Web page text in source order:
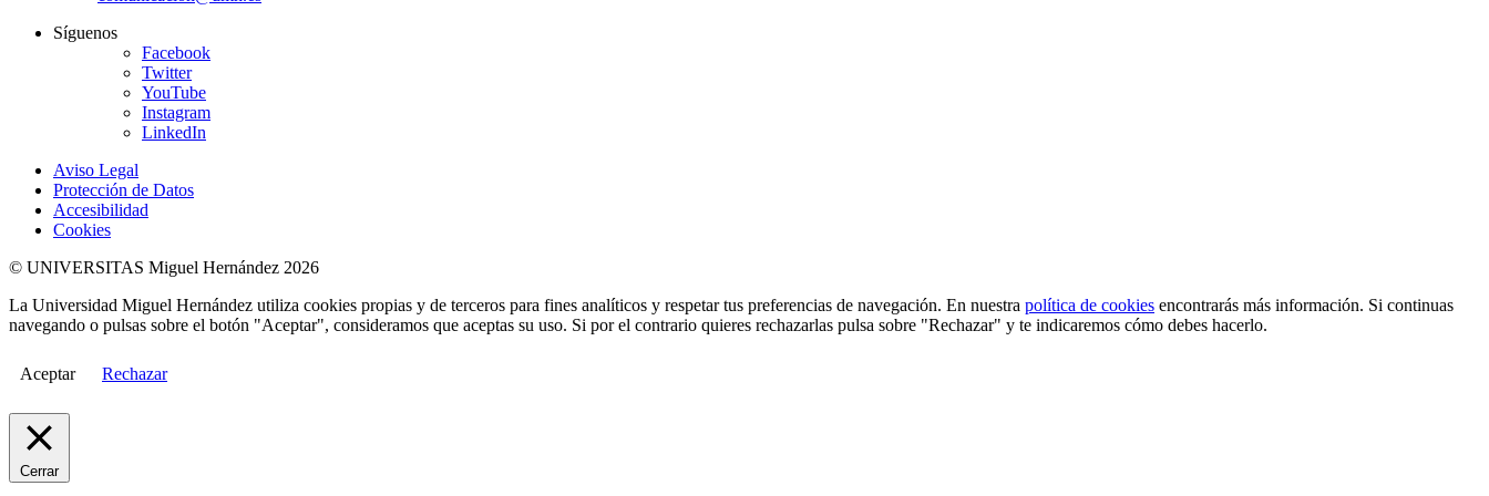
Síguenos
Facebook
Twitter
YouTube
Instagram
LinkedIn
Aviso Legal
Protección de Datos
Accesibilidad
Cookies
© UNIVERSITAS Miguel Hernández 2026
La Universidad Miguel Hernández utiliza cookies propias y de terceros para fines analíticos y respetar tus preferencias de navegación. En nuestra política de cookies encontrarás más información. Si continuas
navegando o pulsas sobre el botón "Aceptar", consideramos que aceptas su uso. Si por el contrario quieres rechazarlas pulsa sobre "Rechazar" y te indicaremos cómo debes hacerlo.
Aceptar Rechazar
Cerrar